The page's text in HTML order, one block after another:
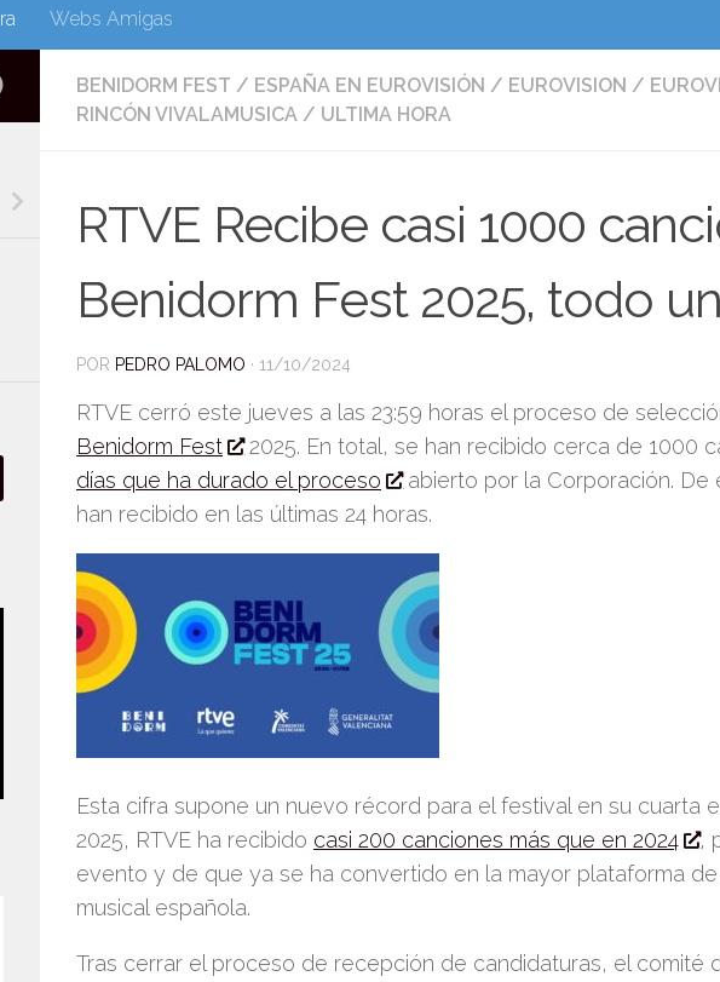
Webs Amigas
BENIDORM FEST / ESPAÑA EN EUROVISIÓN / EUROVISION /
RINCÓN VIVALAMUSICA / ULTIMA HORA
RTVE Recibe casi 1000
Benidorm Fest 2025, todo
POR PEDRO PALOMO · 11/10/2024
RTVE cerró este jueves a las 23:59 horas el proceso de
Benidorm Fest
2025. En total, se han recibido cerca de 1000
días que ha durado el proceso
abierto por la Corporación. De
han recibido en las últimas 24 horas.
Esta cifra supone un nuevo récord para el festival en su cuarta
2025, RTVE ha recibido casi 200 canciones más que en 2024 ,
evento y de que ya se ha convertido en la mayor plataforma
musical española.
Tras cerrar el proceso de recepción de candidaturas, el comité